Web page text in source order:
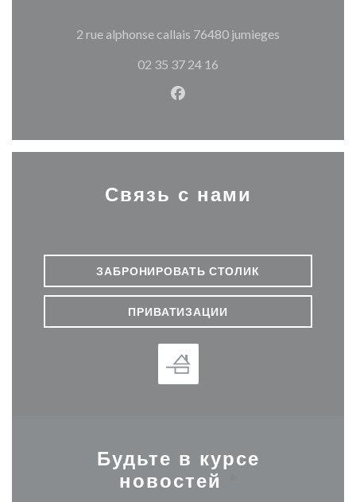
2 rue alphonse callais 76480 jumieges
02 35 37 24 16
Facebook ((открывается в
Связь с нами
ЗАБРОНИРОВАТЬ СТОЛИК
ПРИВАТИЗАЦИИ
Будьте в курсе
новостей